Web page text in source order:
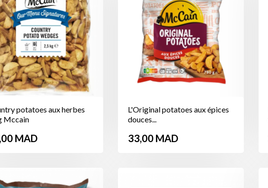
potatoes aux herbes
Mccain
MAD
L'Original potatoes aux épices
douces...
Prix
33,00 MAD